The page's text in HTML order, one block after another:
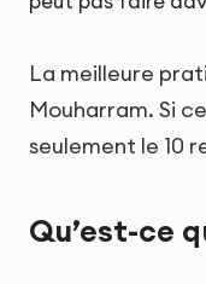
La meilleure
Mouharram. Si
seulement le 10
Qu’est-ce